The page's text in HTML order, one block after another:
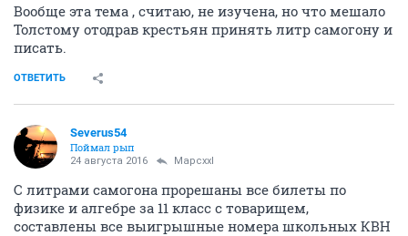
Вообще эта тема , считаю, не изучена, но что мешало
Толстому отодрав крестьян принять литр самогону и
писать.
ОТВЕТИТЬ
Severus54
Поймал рып
24 августа 2016 Mapcxxl
С литрами самогона прорешаны все билеты по
физике и алгебре за 11 класс с товарищем,
составлены все выигрышные номера школьных КВН